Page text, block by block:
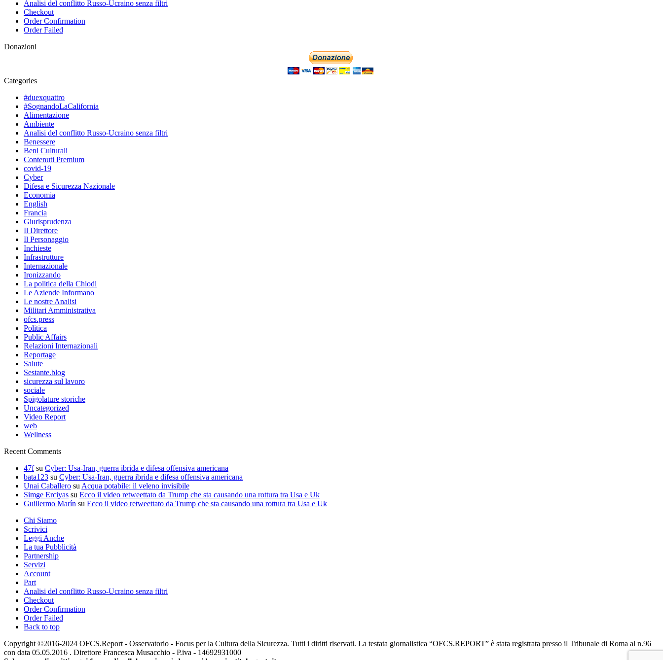
Analisi del conflitto Russo-Ucraino senza filtri
Checkout
Order Confirmation
Order Failed
Donazioni
Categories
#duexquattro
#SognandoLaCalifornia
Alimentazione
Ambiente
Analisi del conflitto Russo-Ucraino senza filtri
Benessere
Beni Culturali
Contenuti Premium
covid-19
Cyber
Difesa e Sicurezza Nazionale
Economia
English
Francia
Giurisprudenza
Il Direttore
Il Personaggio
Inchieste
Infrastrutture
Internazionale
Ironizzando
La politica della Chiodi
Le Aziende Informano
Le nostre Analisi
Militari Amministrativa
ofcs.press
Politica
Public Affairs
Relazioni Internazionali
Reportage
Salute
Sestante.blog
sicurezza sul lavoro
sociale
Spigolature storiche
Uncategorized
Video Report
web
Wellness
Recent Comments
47fsu Cyber: Usa-Iran, guerra ibrida e difesa offensiva americana
bata123 su Cyber: Usa-Iran, guerra ibrida e difesa offensiva americana
Unai Caballero su Acqua potabile: il veleno invisibile
Simge Erciyas su Ecco il video retweettato da Trump che sta causando una rottura tra Usa e Uk
Guillermo Marín su Ecco il video retweettato da Trump che sta causando una rottura tra Usa e Uk
Chi Siamo
Scrivici
Leggi Anche
La tua Pubblicità
Partnership
Servizi
Account
Part
Analisi del conflitto Russo-Ucraino senza filtri
Checkout
Order Confirmation
Order Failed
Back to top
Copyright ©2016-2024 OFCS.Report - Osservatorio - Focus per la Cultura della Sicurezza. Tutti i diritti riservati. La testata giornalistica “OFCS.REPORT” è stata registrata presso il Tribunale di Roma al n.96
con data 05.05.2016 . Direttore Francesca Musacchio - P.iva - 14692931000